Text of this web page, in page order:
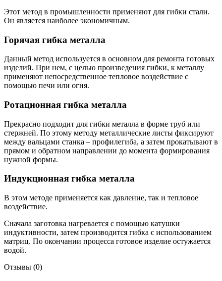
Этот метод в промышленности применяют для гибки стали.
Он является наиболее экономичным.
Горячая гибка металла
Данный метод используется в основном для ремонта готовых
изделий. При нем, с целью произведения гибки, к металлу
применяют непосредственное тепловое воздействие с
помощью печи или огня.
Ротационная гибка металла
Прекрасно подходит для гибки металла в форме труб или
стержней. По этому методу металлические листы фиксируют
между вальцами станка – профилегиба, а затем прокатывают в
прямом и обратном направлении до момента формирования
нужной формы.
Индукционная гибка металла
В этом методе применяется как давление, так и тепловое
воздействие.
Сначала заготовка нагревается с помощью катушки
индуктивности, затем производится гибка с использованием
матриц. По окончании процесса готовое изделие остужается
водой.
Отзывы (0)